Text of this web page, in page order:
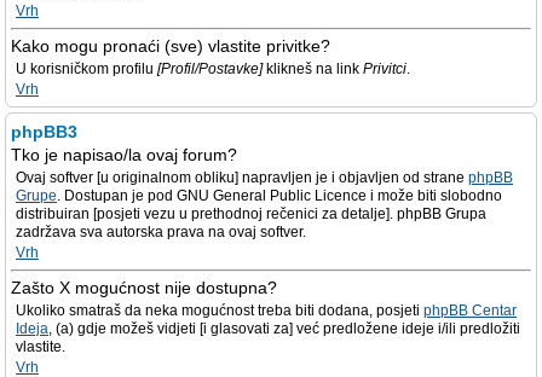
Vrh
Kako mogu pronaći (sve) vlastite privitke?
U korisničkom profilu [Profil/Postavke]klikneš na link Privitci.
Vrh
phpBB3
Tko je napisao/la ovaj forum?
Ovaj softver [u originalnom obliku] napravljen je i objavljen od strane phpBB
Grupe. Dostupan je pod GNU General Public Licence i može biti slobodno
distribuiran [posjeti vezu u prethodnoj rečenici za detalje]. phpBB Grupa
zadržava sva autorska prava na ovaj softver.
Vrh
Zašto X mogućnost nije dostupna?
Ukoliko smatraš da neka mogućnost treba biti dodana, posjeti phpBB Centar
Ideja, (a) gdje možeš vidjeti [i glasovati za] već predložene ideje i/ili predložiti
vlastite.
Vrh